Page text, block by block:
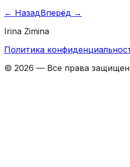
← НазадВперёд →
Irina Zimina
Политика
© 2026 — Все права